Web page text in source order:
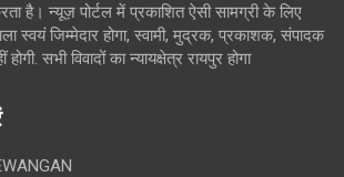
है। न्यूज़ पोर्टल में प्रकाशित ऐसी सामग्री के लिए
स्वयं जिम्मेदार होगा, स्वामी, मुद्रक, प्रकाशक, संपादक
सभी विवादों का न्यायक्षेत्र रायपुर होगा